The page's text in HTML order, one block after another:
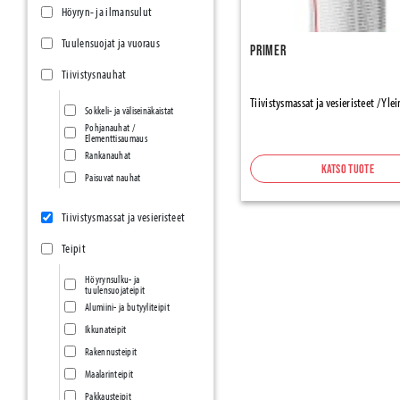
Höyryn- ja ilmansulut
Tuulensuojat ja vuoraus
Tiivistysnauhat
Sokkeli- ja väliseinäkaistat
Pohjanauhat /
Elementtisaumaus
Rankanauhat
Paisuvat nauhat
Tiivistysmassat ja vesieristeet
Teipit
Höyrynsulku- ja
tuulensuojateipit
Alumiini- ja butyyliteipit
Ikkunateipit
Rakennusteipit
Maalarinteipit
Pakkausteipit
Primer
Tiivistysmassat ja vesieristeet /
Katso tuote